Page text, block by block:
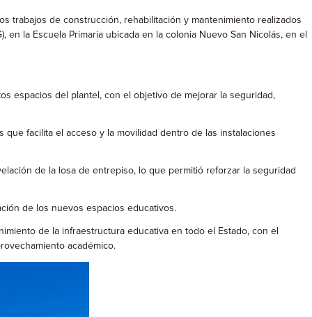
trabajos de construcción, rehabilitación y mantenimiento realizados
la Escuela Primaria ubicada en la colonia Nuevo San Nicolás, en el
espacios del plantel, con el objetivo de mejorar la seguridad,
facilita el acceso y la movilidad dentro de las instalaciones
de la losa de entrepiso, lo que permitió reforzar la seguridad
de los nuevos espacios educativos.
de la infraestructura educativa en todo el Estado, con el
académico.